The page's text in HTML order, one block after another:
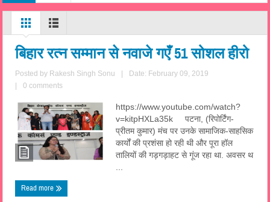
बिहार रत्न सम्मान से नवाजे गएँ 51 सोशल हीरो
Posted by Rakesh Singh Sonu
Date: February 09, 2019
0 comments
https://www.youtube.com/watch?
v=kitpHXLa35k पटना, (रिपोर्टिंग-
प्रीतम कुमार) मंच पर उनके सामाजिक-साहसिक
कार्यों की प्रशंसा हो रही थी और पूरा हॉल
तालियों की गड़गड़ाहट से गूंज रहा था. अवसर थ
Read more